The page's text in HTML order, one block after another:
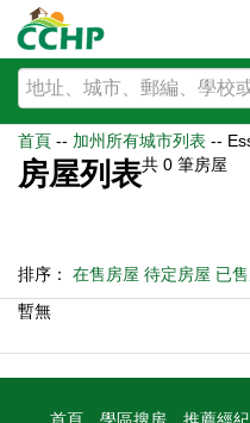
首頁 -- 加州所有城市列表 --
房屋列表共 0 筆房屋
排序： 在售房屋 待定房屋 已
暫無